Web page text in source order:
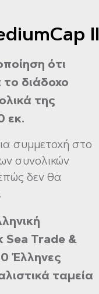
II
ότι
διάδοχο
της
εκ.
συμμετοχή στο
συνολικών
δεν θα
Sea Trade &
Έλληνες
ταμεία